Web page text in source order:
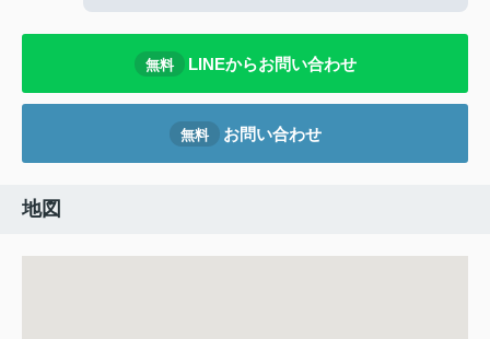
無料 LINEからお問い合わせ
無料 お問い合わせ
地図